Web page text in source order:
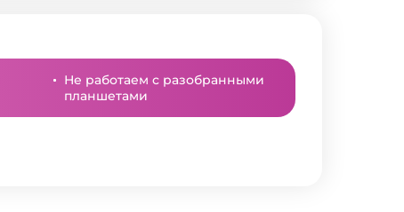
Не работаем с разобранными
планшетами